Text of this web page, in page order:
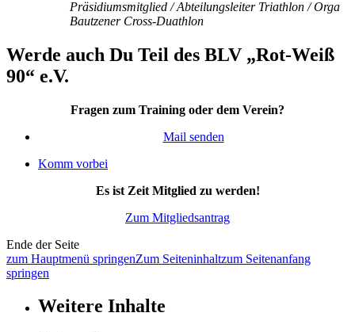
Präsidiumsmitglied / Abteilungsleiter Triathlon / Orga
Bautzener Cross-Duathlon
Werde auch Du Teil des BLV „Rot-Weiß
90“ e.V.
Fragen zum Training oder dem Verein?
Mail senden
Komm vorbei
Es ist Zeit Mitglied zu werden!
Zum Mitgliedsantrag
Ende der Seite
zum Hauptmenü springenZum Seiteninhaltzum Seitenanfang
springen
Weitere Inhalte